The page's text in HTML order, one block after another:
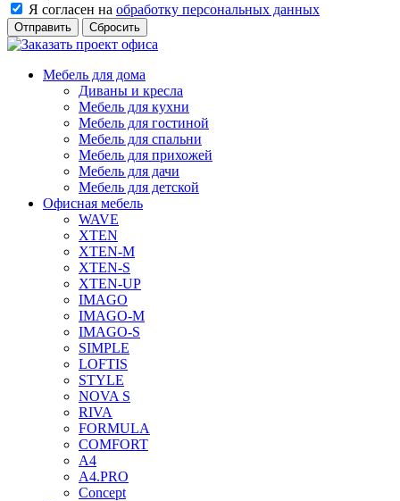
Я согласен на обработку персональных данных
Сбросить
Мебель для дома
Диваны и кресла
Мебель для кухни
Мебель для гостиной
Мебель для спальни
Мебель для прихожей
Мебель для дачи
Мебель для детской
Офисная мебель
WAVE
XTEN
XTEN-M
XTEN-S
XTEN-UP
IMAGO
IMAGO-M
IMAGO-S
SIMPLE
LOFTIS
STYLE
NOVA S
RIVA
FORMULA
COMFORT
A4
A4.PRO
Concept